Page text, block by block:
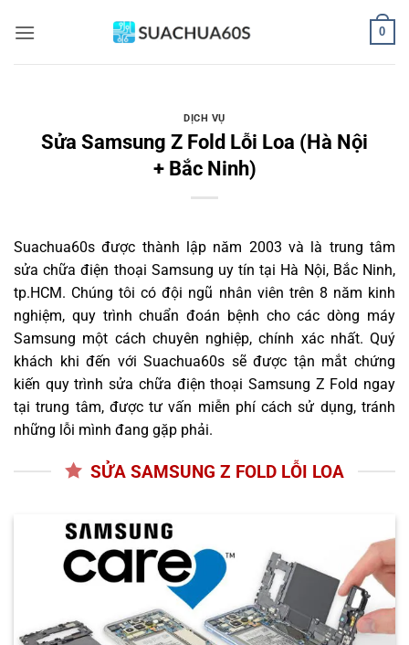
qua
0
DỊCH VỤ
Sửa Samsung Z Fold Lỗi Loa (Hà Nội
+ Bắc Ninh)
Suachua60s được thành lập năm 2003 và là trung tâm
sửa chữa điện thoại Samsung uy tín tại Hà Nội, Bắc Ninh,
tp.HCM. Chúng tôi có đội ngũ nhân viên trên 8 năm kinh
nghiệm, quy trình chuẩn đoán bệnh cho các dòng máy
Samsung một cách chuyên nghiệp, chính xác nhất. Quý
khách khi đến với Suachua60s sẽ được tận mắt chứng
kiến quy trình sửa chữa điện thoại Samsung Z Fold ngay
tại trung tâm, được tư vấn miễn phí cách sử dụng, tránh
những lỗi mình đang gặp phải.
SỬA SAMSUNG Z FOLD LỖI LOA